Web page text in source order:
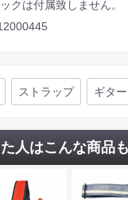
クは付属致しません。
ストラップ ギタ
人はこんな商品